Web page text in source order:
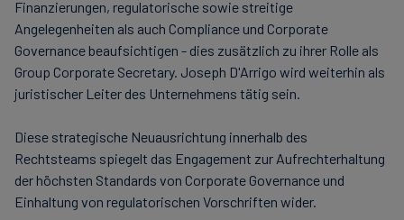
Finanzierungen, regulatorische sowie streitige
Angelegenheiten als auch Compliance und Corporate
Governance beaufsichtigen - dies zusätzlich zu ihrer Rolle als
Group Corporate Secretary. Joseph D'Arrigo wird weiterhin als
juristischer Leiter des Unternehmens tätig sein.
Diese strategische Neuausrichtung innerhalb des
Rechtsteams spiegelt das Engagement zur Aufrechterhaltung
der höchsten Standards von Corporate Governance und
Einhaltung von regulatorischen Vorschriften wider.